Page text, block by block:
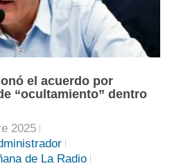
el acuerdo por
“ocultamiento” dentro
2025
de La Radio